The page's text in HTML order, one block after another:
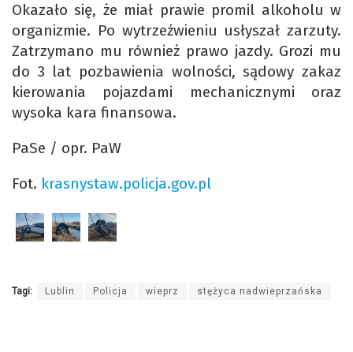
Okazało się, że miał prawie promil alkoholu w
organizmie. Po wytrzeźwieniu usłyszał zarzuty.
Zatrzymano mu również prawo jazdy. Grozi mu
do 3 lat pozbawienia wolności, sądowy zakaz
kierowania pojazdami mechanicznymi oraz
wysoka kara finansowa.
PaSe / opr. PaW
Fot. krasnystaw.policja.gov.pl
Tagi: Lublin Policja wieprz stężyca nadwieprzańska